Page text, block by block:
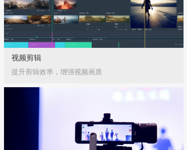
视频剪辑
提升剪辑效率，增强视频画质